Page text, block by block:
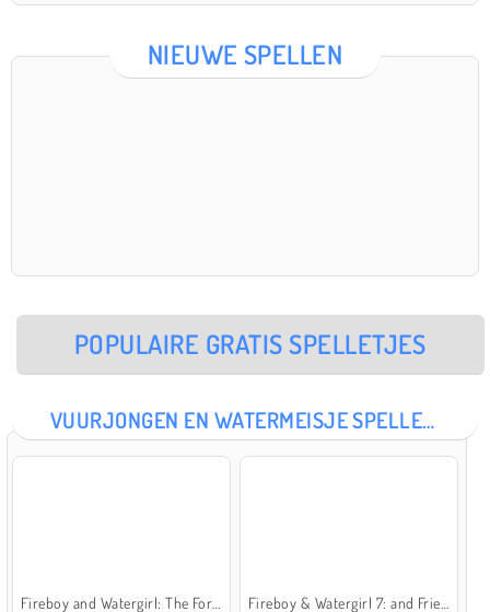
NIEUWE SPELLEN
POPULAIRE GRATIS SPELLETJES
VUURJONGEN EN WATERMEISJE SPELLETJES